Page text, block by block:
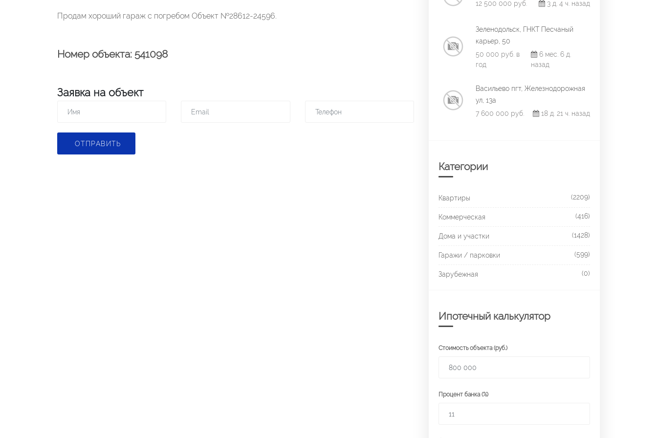
Продам хороший гараж с погребом Объект №28612-24596.
Номер объекта: 541098
Заявка на объект
ОТПРАВИТЬ
12 500 000 руб. 3 д. 4 ч. назад
Зеленодольск, ГНКТ Песчаный
карьер, 50
50 000 руб. в
год
6 мес. 6 д.
назад
Васильево пгт, Железнодорожная
ул, 13а
7 600 000 руб.
18 д. 21 ч. назад
Категории
Квартиры (2209)
Коммерческая (416)
Дома и участки (1428)
Гаражи / парковки (599)
Зарубежная (0)
Ипотечный калькулятор
Стоимость объекта (руб.)
Процент банка (%)